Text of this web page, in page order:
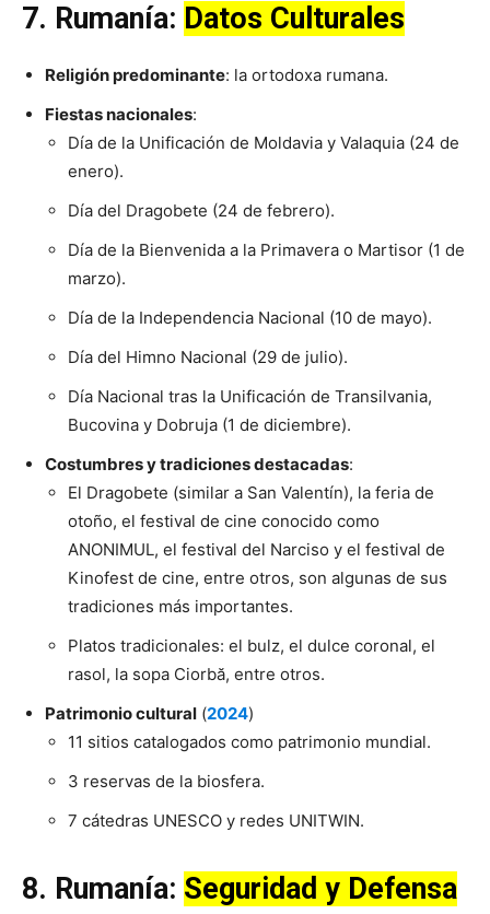
7. Rumanía: Datos Culturales
Religión predominante: la ortodoxa rumana.
Fiestas nacionales:
Día de la Unificación de Moldavia y Valaquia (24 de
enero).
Día del Dragobete (24 de febrero).
Día de la Bienvenida a la Primavera o Martisor (1 de
marzo).
Día de la Independencia Nacional (10 de mayo).
Día del Himno Nacional (29 de julio).
Día Nacional tras la Unificación de Transilvania,
Bucovina y Dobruja (1 de diciembre).
Costumbres y tradiciones destacadas:
El Dragobete (similar a San Valentín), la feria de
otoño, el festival de cine conocido como
ANONIMUL, el festival del Narciso y el festival de
Kinofest de cine, entre otros, son algunas de sus
tradiciones más importantes.
Platos tradicionales: el bulz, el dulce coronal, el
rasol, la sopa Ciorbă, entre otros.
Patrimonio cultural (2024)
11 sitios catalogados como patrimonio mundial.
3 reservas de la biosfera.
7 cátedras UNESCO y redes UNITWIN.
8. Rumanía: Seguridad y Defensa